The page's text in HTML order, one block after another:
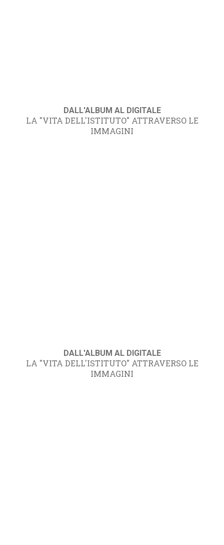
DALL'ALBUM AL DIGITALE
LA "VITA DELL'ISTITUTO" ATTRAVERSO LE
IMMAGINI
DALL'ALBUM AL DIGITALE
LA "VITA DELL'ISTITUTO" ATTRAVERSO LE
IMMAGINI